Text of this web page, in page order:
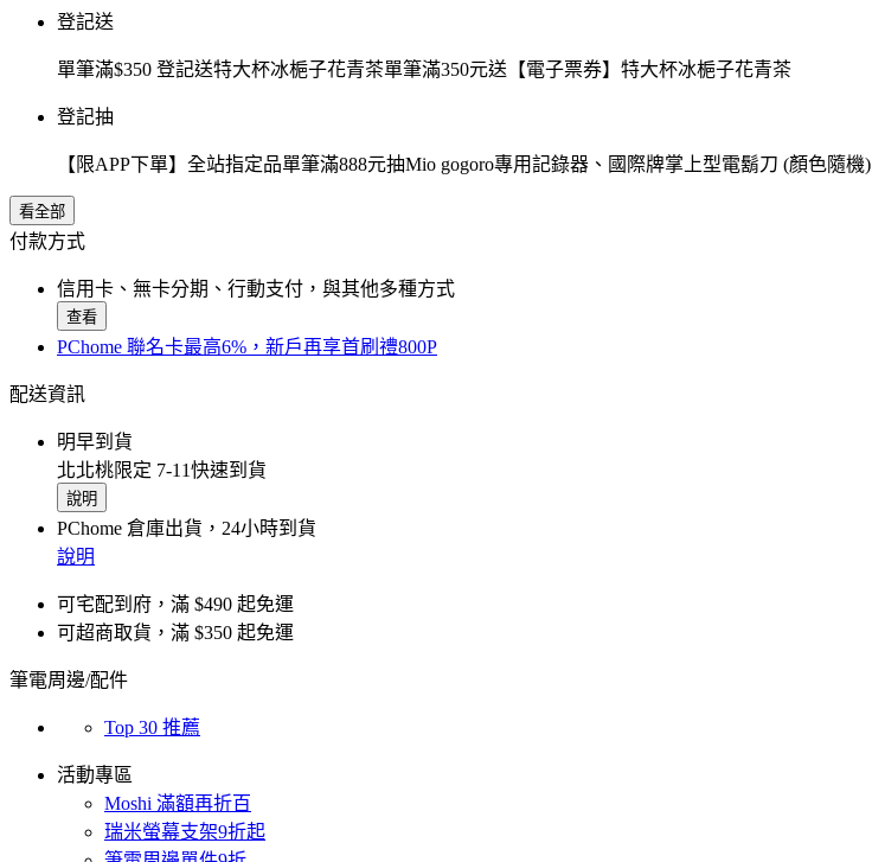
登記送
單筆滿$350 登記送特大杯冰梔子花青茶單筆滿350元送【電子票券】特大杯冰梔子花青茶
登記抽
【限APP下單】全站指定品單筆滿888元抽Mio gogoro專用記錄器、國際牌掌上型電鬍刀 (顏色隨機)
看全部
付款方式
信用卡、無卡分期、行動支付，與其他多種方式
查看
PChome 聯名卡最高6%，新戶再享首刷禮800P
配送資訊
明早到貨
北北桃限定 7-11快速到貨
說明
PChome 倉庫出貨，24小時到貨
說明
可宅配到府，滿 $490 起免運
可超商取貨，滿 $350 起免運
筆電周邊/配件
Top 30 推薦
活動專區
Moshi 滿額再折百
瑞米螢幕支架9折起